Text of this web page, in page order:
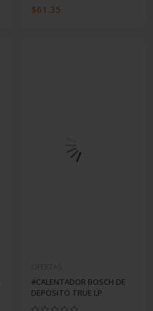
$61.35
#CALENTADOR BOSCH DE
DEPOSITO TRUE LP